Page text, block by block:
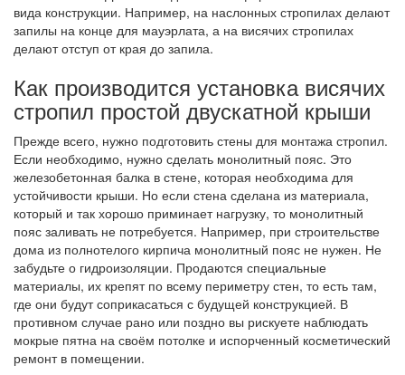
вида конструкции. Например, на наслонных стропилах делают
запилы на конце для мауэрлата, а на висячих стропилах
делают отступ от края до запила.
Как производится установка висячих
стропил простой двускатной крыши
Прежде всего, нужно подготовить стены для монтажа стропил.
Если необходимо, нужно сделать монолитный пояс. Это
железобетонная балка в стене, которая необходима для
устойчивости крыши. Но если стена сделана из материала,
который и так хорошо приминает нагрузку, то монолитный
пояс заливать не потребуется. Например, при строительстве
дома из полнотелого кирпича монолитный пояс не нужен. Не
забудьте о гидроизоляции. Продаются специальные
материалы, их крепят по всему периметру стен, то есть там,
где они будут соприкасаться с будущей конструкцией. В
противном случае рано или поздно вы рискуете наблюдать
мокрые пятна на своём потолке и испорченный косметический
ремонт в помещении.